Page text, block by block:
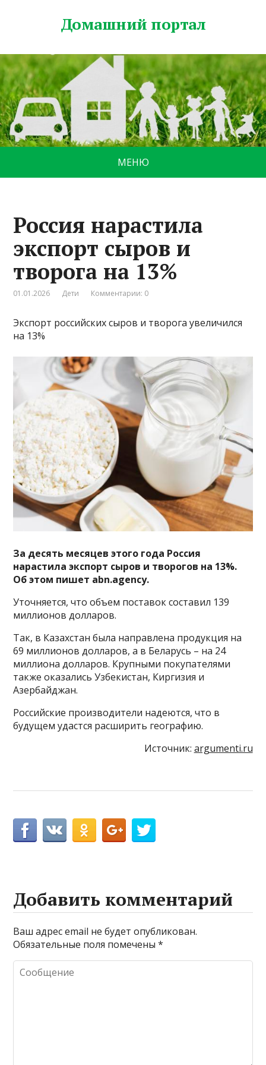
Домашний портал
МЕНЮ
Россия нарастила
экспорт сыров и
творога на 13%
01.01.2026 Дети Комментарии: 0
Экспорт российских сыров и творога увеличился
на 13%
За десять месяцев этого года Россия
нарастила экспорт сыров и творогов на 13%.
Об этом пишет abn.agency.
Уточняется, что объем поставок составил 139
миллионов долларов.
Так, в Казахстан была направлена продукция на
69 миллионов долларов, а в Беларусь – на 24
миллиона долларов. Крупными покупателями
также оказались Узбекистан, Киргизия и
Азербайджан.
Российские производители надеются, что в
будущем удастся расширить географию.
Источник: argumenti.ru
Добавить комментарий
Ваш адрес email не будет опубликован.
Обязательные поля помечены*